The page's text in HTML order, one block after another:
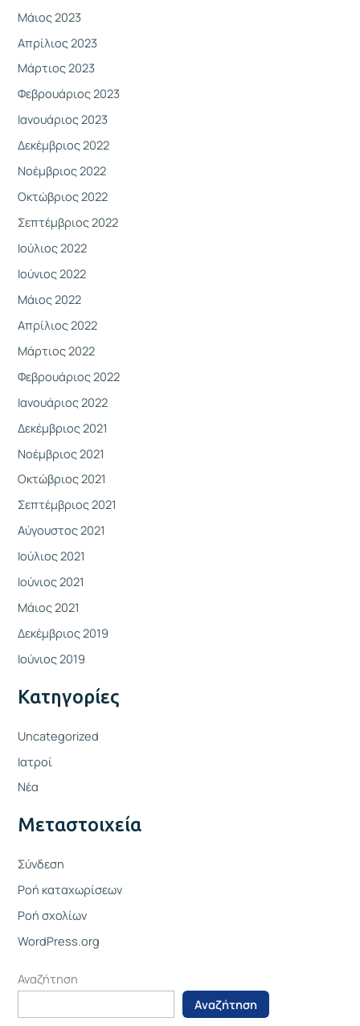
Μάιος 2023
Απρίλιος 2023
Μάρτιος 2023
Φεβρουάριος 2023
Ιανουάριος 2023
Δεκέμβριος 2022
Νοέμβριος 2022
Οκτώβριος 2022
Σεπτέμβριος 2022
Ιούλιος 2022
Ιούνιος 2022
Μάιος 2022
Απρίλιος 2022
Μάρτιος 2022
Φεβρουάριος 2022
Ιανουάριος 2022
Δεκέμβριος 2021
Νοέμβριος 2021
Οκτώβριος 2021
Σεπτέμβριος 2021
Αύγουστος 2021
Ιούλιος 2021
Ιούνιος 2021
Μάιος 2021
Δεκέμβριος 2019
Ιούνιος 2019
Kατηγορίες
Uncategorized
Ιατροί
Νέα
Μεταστοιχεία
Σύνδεση
Ροή καταχωρίσεων
Ροή σχολίων
WordPress.org
Αναζήτηση
Αναζήτηση